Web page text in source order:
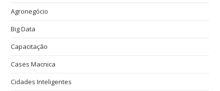
Agronegócio
Big Data
Capacitação
Cases Macnica
Cidades Inteligentes